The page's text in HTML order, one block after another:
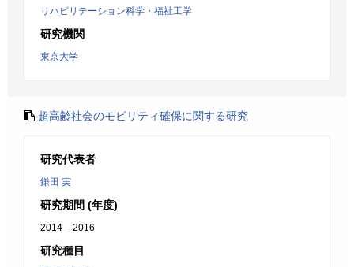
リハビリテーション科学・福祉工学
研究機関
東京大学
超高齢社会のモビリティ確保に関する研究
研究代表者
鎌田 実
研究期間 (年度)
2014 – 2016
研究種目